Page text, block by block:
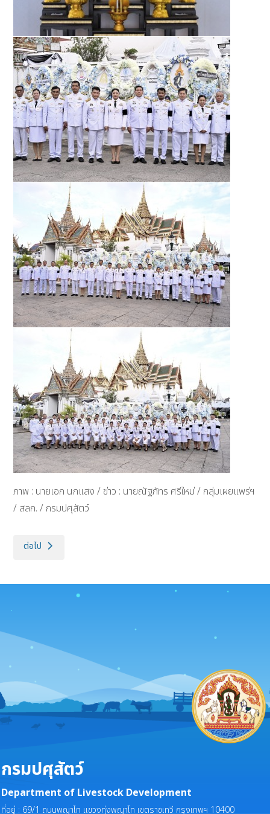
ภาพ : นายเอก นกแสง / ข่าว : นายณัฐภัทร ศรีใหม่ / กลุ่มเผยแพร่ฯ
/ สลก. / กรมปศุสัตว์
เนื้อหาถัดไป: สมเด็จพระกนิษฐาธิราชเจ้า กรมสมเด็จพระเทพรัตนราชสุดา
ต่อไป
กรมปศุสัตว์
Department of Livestock Development
ที่อยู่ : 69/1 ถนนพญาไท แขวงทุ่งพญาไท เขตราชเทวี กรุงเทพฯ 10400